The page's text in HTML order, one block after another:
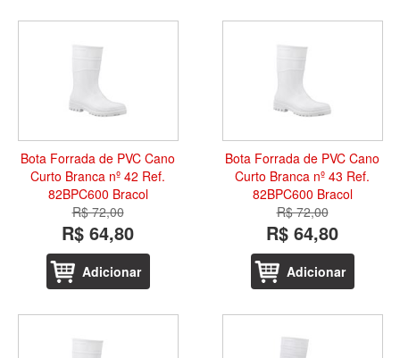
Bota Forrada de PVC Cano
Curto Branca nº 42 Ref.
82BPC600 Bracol
R$ 72,00
R$ 64,80
Adicionar
Bota Forrada de PVC Cano
Curto Branca nº 43 Ref.
82BPC600 Bracol
R$ 72,00
R$ 64,80
Adicionar